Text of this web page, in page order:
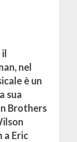
il
nel
è un
sua
Brothers
a Eric